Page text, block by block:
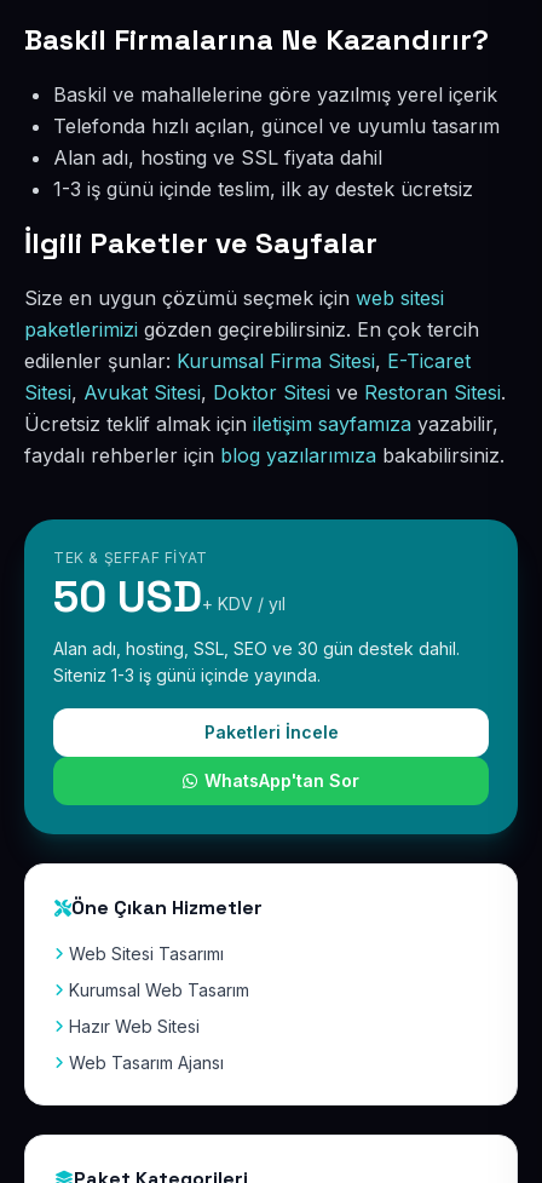
Baskil Firmalarına Ne Kazandırır?
Baskil ve mahallelerine göre yazılmış yerel içerik
Telefonda hızlı açılan, güncel ve uyumlu tasarım
Alan adı, hosting ve SSL fiyata dahil
1-3 iş günü içinde teslim, ilk ay destek ücretsiz
İlgili Paketler ve Sayfalar
Size en uygun çözümü seçmek için web sitesi
paketlerimizi gözden geçirebilirsiniz. En çok tercih
edilenler şunlar: Kurumsal Firma Sitesi, E-Ticaret
Sitesi, Avukat Sitesi, Doktor Sitesi ve Restoran Sitesi.
Ücretsiz teklif almak için iletişim sayfamıza yazabilir,
faydalı rehberler için blog yazılarımıza bakabilirsiniz.
TEK & ŞEFFAF FIYAT
50 USD+ KDV / yıl
Alan adı, hosting, SSL, SEO ve 30 gün destek dahil.
Siteniz 1-3 iş günü içinde yayında.
Paketleri İncele
WhatsApp'tan Sor
Öne Çıkan Hizmetler
Web Sitesi Tasarımı
Kurumsal Web Tasarım
Hazır Web Sitesi
Web Tasarım Ajansı